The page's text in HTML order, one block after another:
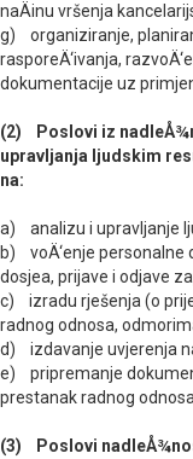
naÄinu vršenja
g) organiziranje,
rasporeÄ‘ivanja,
dokumentacije uz
(2) Poslovi iz
upravljanja ljudskim
na:
a) analizu i upravljanje
b) voÄ‘enje personalne
dosjea, prijave i odjave
c) izradu rješenja (o
radnog odnosa,
d) izdavanje uvjerenja
e) pripremanje
prestanak radnog
(3) Poslovi